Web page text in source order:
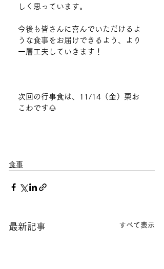
しく思っています。
今後も皆さんに喜んでいただけるよ
うな食事をお届けできるよう、より
一層工夫していきます！
次回の行事食は、11/14（金）栗お
こわです🌰
食事
最新記事 すべて表示